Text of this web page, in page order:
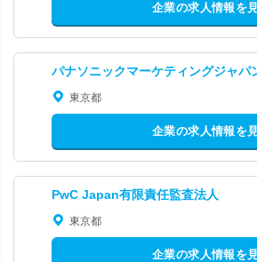
企業の求人情報を
パナソニックマーケティングジャパ
東京都
企業の求人情報を
PwC Japan有限責任監査法人
東京都
企業の求人情報を